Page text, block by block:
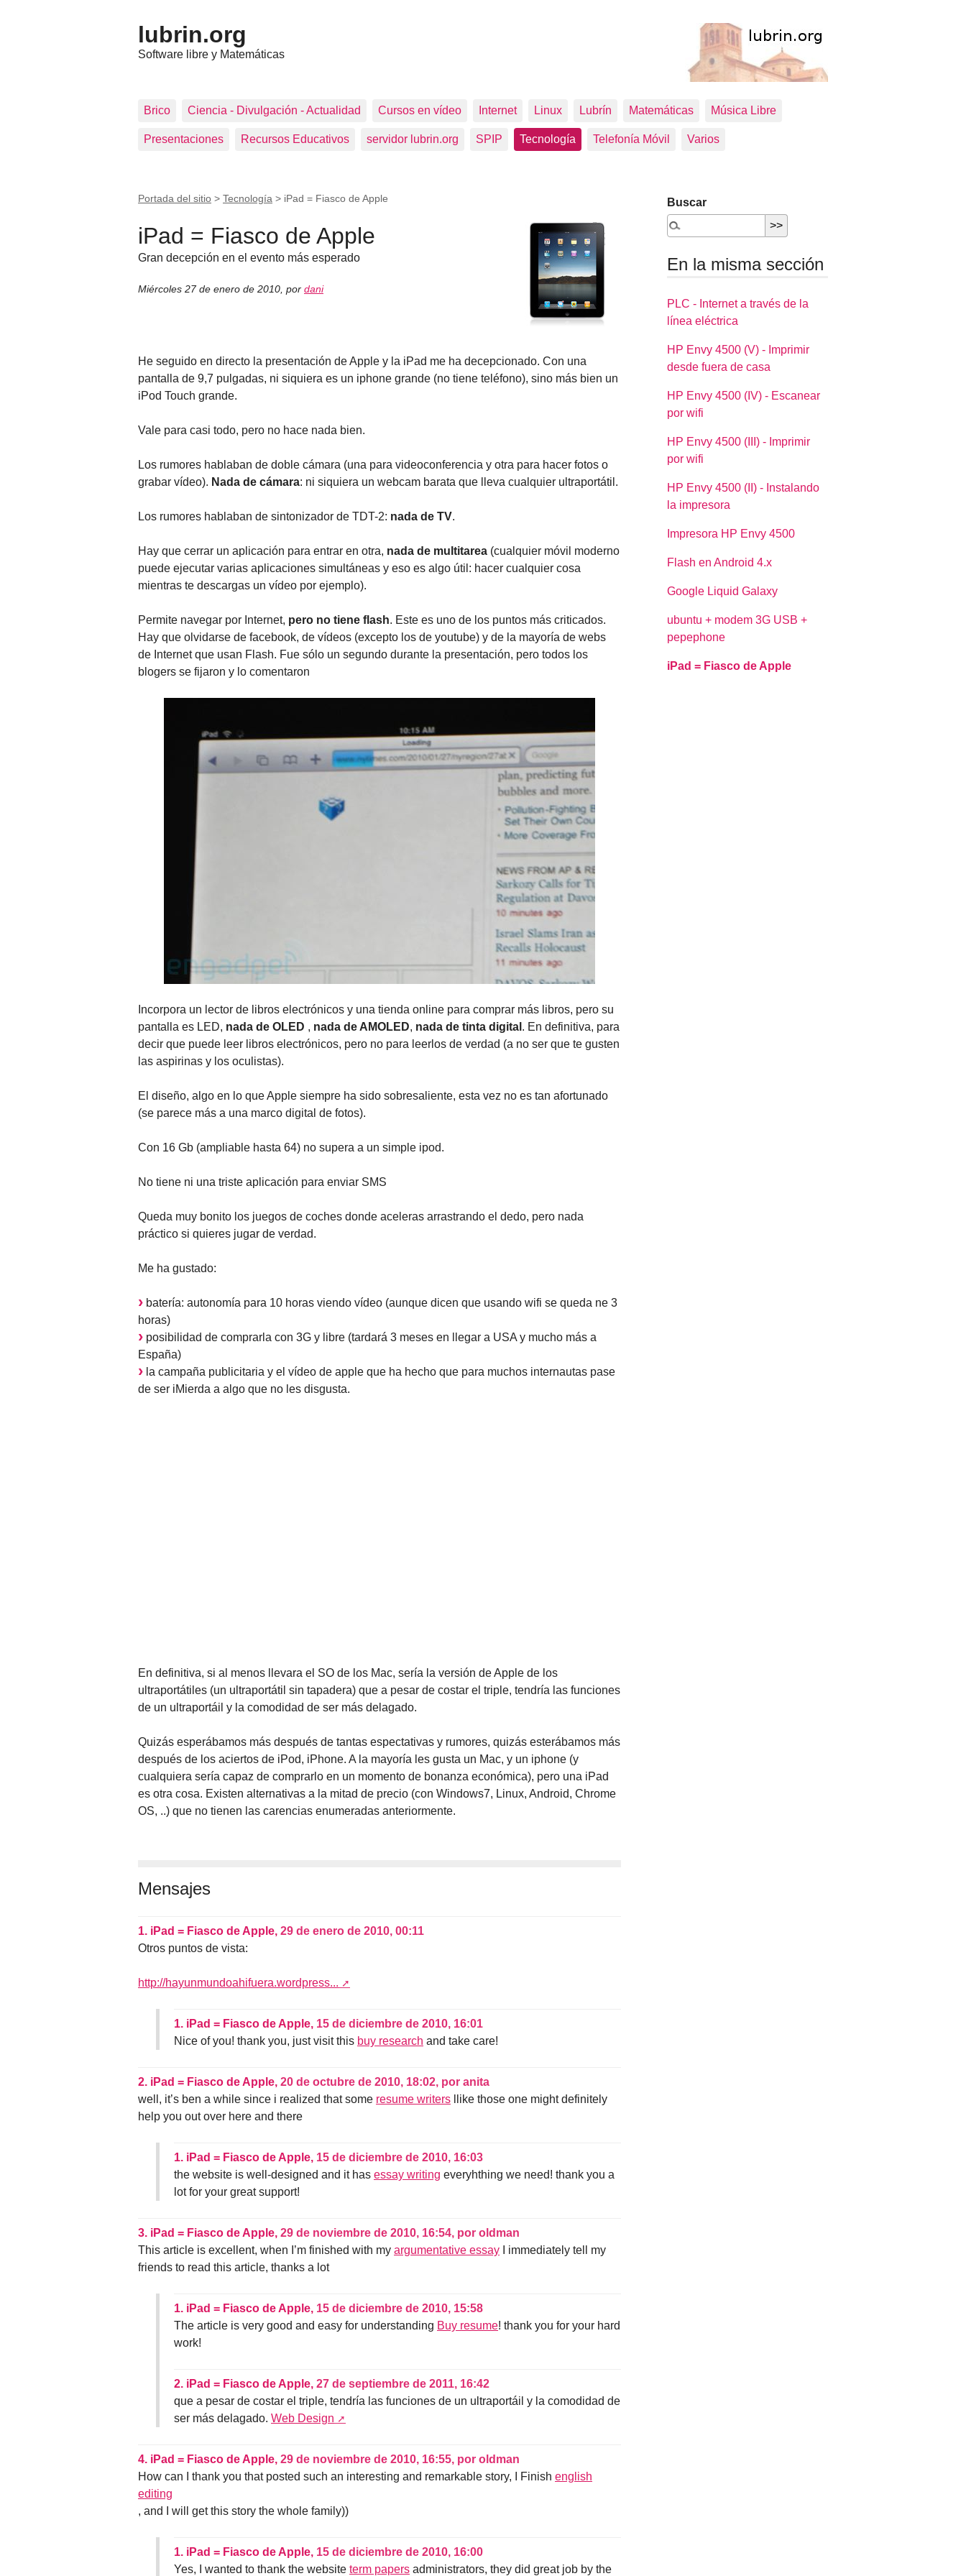
lubrin.org
Software libre y Matemáticas
Brico Ciencia - Divulgación - Actualidad Cursos en vídeo Internet Linux Lubrín Matemáticas Música Libre
Presentaciones Recursos Educativos servidor lubrin.org SPIP Tecnología Telefonía Móvil Varios
Portada del sitio > Tecnología > iPad = Fiasco de Apple
iPad = Fiasco de Apple
Gran decepción en el evento más esperado
Miércoles 27 de enero de 2010 por dani
He seguido en directo la presentación de Apple y la iPad me ha decepcionado. Con una
pantalla de 9,7 pulgadas, ni siquiera es un iphone grande (no tiene teléfono), sino más bien un
iPod Touch grande.
Vale para casi todo, pero no hace nada bien.
Los rumores hablaban de doble cámara (una para videoconferencia y otra para hacer fotos o
grabar vídeo). Nada de cámara: ni siquiera un webcam barata que lleva cualquier ultraportátil.
Los rumores hablaban de sintonizador de TDT-2: nada de TV.
Hay que cerrar un aplicación para entrar en otra, nada de multitarea (cualquier móvil moderno
puede ejecutar varias aplicaciones simultáneas y eso es algo útil: hacer cualquier cosa
mientras te descargas un vídeo por ejemplo).
Permite navegar por Internet, pero no tiene flash. Este es uno de los puntos más criticados.
Hay que olvidarse de facebook, de vídeos (excepto los de youtube) y de la mayoría de webs
de Internet que usan Flash. Fue sólo un segundo durante la presentación, pero todos los
blogers se fijaron y lo comentaron
Incorpora un lector de libros electrónicos y una tienda online para comprar más libros, pero su
pantalla es LED, nada de OLED , nada de AMOLED, nada de tinta digital . En definitiva, para
decir que puede leer libros electrónicos, pero no para leerlos de verdad (a no ser que te gusten
las aspirinas y los oculistas).
El diseño, algo en lo que Apple siempre ha sido sobresaliente, esta vez no es tan afortunado
(se parece más a una marco digital de fotos).
Con 16 Gb (ampliable hasta 64) no supera a un simple ipod.
No tiene ni una triste aplicación para enviar SMS
Queda muy bonito los juegos de coches donde aceleras arrastrando el dedo, pero nada
práctico si quieres jugar de verdad.
Me ha gustado:
batería: autonomía para 10 horas viendo vídeo (aunque dicen que usando wifi se queda ne 3
horas)
posibilidad de comprarla con 3G y libre (tardará 3 meses en llegar a USA y mucho más a
España)
la campaña publicitaria y el vídeo de apple que ha hecho que para muchos internautas pase
de ser iMierda a algo que no les disgusta.
En definitiva, si al menos llevara el SO de los Mac, sería la versión de Apple de los
ultraportátiles (un ultraportátil sin tapadera) que a pesar de costar el triple, tendría las funciones
de un ultraportáil y la comodidad de ser más delagado.
Quizás esperábamos más después de tantas espectativas y rumores, quizás esterábamos más
después de los aciertos de iPod, iPhone. A la mayoría les gusta un Mac, y un iphone (y
cualquiera sería capaz de comprarlo en un momento de bonanza económica), pero una iPad
es otra cosa. Existen alternativas a la mitad de precio (con Windows7, Linux, Android, Chrome
OS, ..) que no tienen las carencias enumeradas anteriormente.
Mensajes
1. iPad = Fiasco de Apple, 29 de enero de 2010, 00:11
Otros puntos de vista:
http://hayunmundoahifuera.wordpress...
1. iPad = Fiasco de Apple, 15 de diciembre de 2010, 16:01
Nice of you! thank you, just visit this buy research and take care!
2. iPad = Fiasco de Apple, 20 de octubre de 2010, 18:02, por anita
well, it’s ben a while since i realized that some resume writers llike those one might definitely
help you out over here and there
1. iPad = Fiasco de Apple, 15 de diciembre de 2010, 16:03
the website is well-designed and it has essay writing everyhthing we need! thank you a
lot for your great support!
3. iPad = Fiasco de Apple, 29 de noviembre de 2010, 16:54, por oldman
This article is excellent, when I’m finished with my argumentative essay I immediately tell my
friends to read this article, thanks a lot
1. iPad = Fiasco de Apple, 15 de diciembre de 2010, 15:58
The article is very good and easy for understanding Buy resume! thank you for your hard
work!
2. iPad = Fiasco de Apple, 27 de septiembre de 2011, 16:42
que a pesar de costar el triple, tendría las funciones de un ultraportáil y la comodidad de
ser más delagado. Web Design
4. iPad = Fiasco de Apple, 29 de noviembre de 2010, 16:55, por oldman
How can I thank you that posted such an interesting and remarkable story, I Finish english
editing
, and I will get this story the whole family))
1. iPad = Fiasco de Apple, 15 de diciembre de 2010, 16:00
Yes, I wanted to thank the website term papers administrators, they did great job by the
Buscar
En la misma sección
PLC - Internet a través de la
línea eléctrica
HP Envy 4500 (V) - Imprimir
desde fuera de casa
HP Envy 4500 (IV) - Escanear
por wifi
HP Envy 4500 (III) - Imprimir
por wifi
HP Envy 4500 (II) - Instalando
la impresora
Impresora HP Envy 4500
Flash en Android 4.x
Google Liquid Galaxy
ubuntu + modem 3G USB +
pepephone
iPad = Fiasco de Apple